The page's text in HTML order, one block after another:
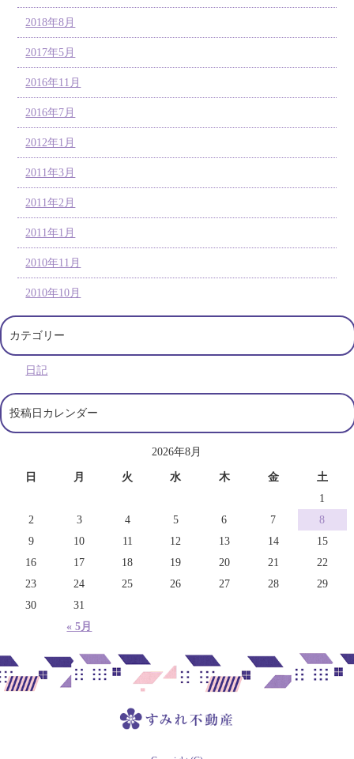
2018年8月
2017年5月
2016年11月
2016年7月
2012年1月
2011年3月
2011年2月
2011年1月
2010年11月
2010年10月
カテゴリー
日記
投稿日カレンダー
2026年8月
日 月 火 水 木 金 土
« 5月
1
2
3 4 5 6 7
8
9
10 11 12 13 14
15
16
17 18 19 20 21
22
23
24 25 26 27 28
29
30
31